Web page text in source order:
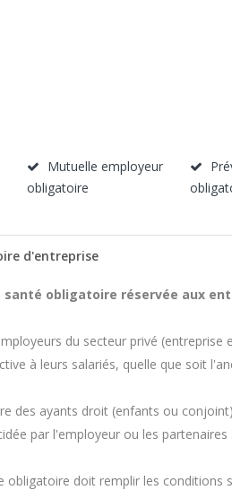
Mutuelle employeur
obligatoire
d'entreprise
santé obligatoire réservée aux
du secteur privé
à leurs salariés, quelle que soit
des ayants droit (enfants ou
par l'employeur ou les partenaires
obligatoire doit remplir les conditions